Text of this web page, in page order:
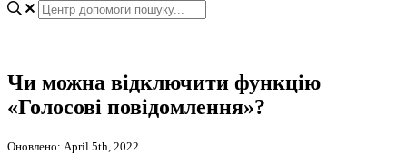
Чи можна відключити функцію
«Голосові повідомлення»?
Оновлено: April 5th, 2022